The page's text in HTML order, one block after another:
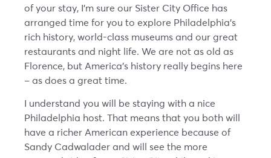
of your stay, I’m sure our Sister City Office has
arranged time for you to explore Philadelphia’s
rich history, world-class museums and our great
restaurants and night life. We are not as old as
Florence, but America’s history really begins here
– as does a great time.
I understand you will be staying with a nice
Philadelphia host. That means that you both will
have a richer American experience because of
Sandy Cadwalader and will see the more